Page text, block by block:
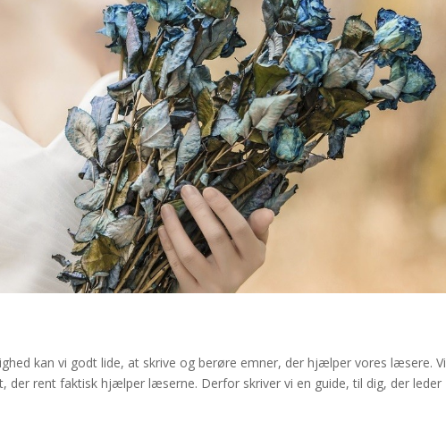
kan vi godt lide, at skrive og berøre emner, der hjælper vores læsere. Vi
der rent faktisk hjælper læserne. Derfor skriver vi en guide, til dig, der leder